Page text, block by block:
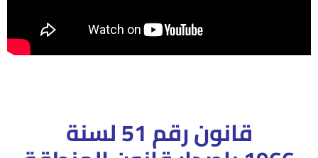
قانون رقم 51 لسنة